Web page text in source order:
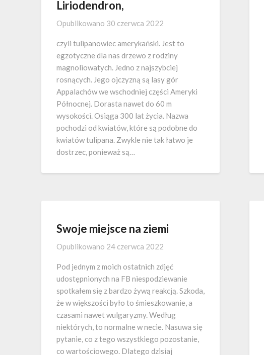
Liriodendron,
Opublikowano 30 czerwca 2022
czyli tulipanowiec amerykański. Jest to
egzotyczne dla nas drzewo z rodziny
magnoliowatych. Jedno z najszybciej
rosnących. Jego ojczyzną są lasy gór
Appalachów we wschodniej części Ameryki
Północnej. Dorasta nawet do 60 m
wysokości. Osiąga 300 lat życia. Nazwa
pochodzi od kwiatów, które są podobne do
kwiatów tulipana. Zwykle nie tak łatwo je
dostrzec, ponieważ są…
Swoje miejsce na ziemi
Opublikowano 24 czerwca 2022
Pod jednym z moich ostatnich zdjęć
udostępnionych na FB niespodziewanie
spotkałem się z bardzo żywą reakcją. Szkoda,
że w większości było to śmieszkowanie, a
czasami nawet wulgaryzmy. Według
niektórych, to normalne w necie. Nasuwa się
pytanie, co z tego wszystkiego pozostanie,
co wartościowego. Dlatego dzisiaj